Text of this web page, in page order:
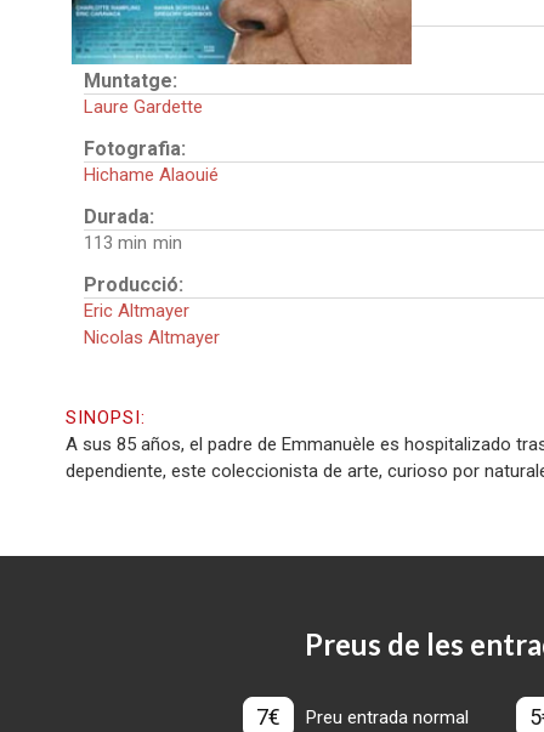
País:
França
Muntatge:
Laure Gardette
Fotografia:
Hichame Alaouié
Durada:
113 min
Producció:
Eric Altmayer
Nicolas Altmayer
SINOPSI:
A sus 85 años, el padre de Emmanuèle es hospitalizado
dependiente, este coleccionista de arte, curioso por
Preus de les
7€ Preu entrada normal